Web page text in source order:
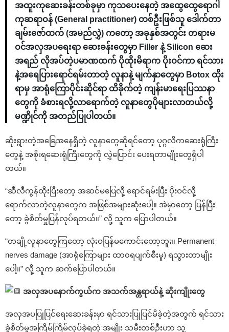
အထူးကုဆေးခန်းတစ်ခုမှာ ကုသပေးနေတဲ့ အထွေထွေရောဂါ
ကုဆရာဝန် (General practitioner) တစ်ဦးဖြစ်သူ ဒေါက်တာ
ချမ်းဇော်ထက် (အမည်လွှဲ) ကတော့ အခုနှစ်အတွင်း တရားမ
ဝင်အလှအပရေးရာ ဆေးခန်းတွေမှာ Filler နဲ့ Silicon ဆေး
အရည် လိုအပ်တဲ့ပမာဏထက် ပိုထိုးမိရာက ပိုးဝင်ကာ ရင်သား
နဲ့အရေပြားရောင်ရမ်းတာတဲ့ လူနာနဲ့ မျက်နှာတွေမှာ Botox ထိုး
ရာမှ အာရုံကြောပိုင်းဆိုင်ရာ ထိခိုက်တဲ့ ကျန်းမာရေးပြဿနာ
တွေကို ခံစားရလို့လာရောက်တဲ့ လူနာတွေပိုများလာတယ်လို့
မဏ္ဍိုင်ကို အတည်ပြုပါတယ်။
ဆိုးရွားတဲ့အခြေအနေရှိတဲ့ လူနာတွေဆိုရင်တော့ ပုဂ္ဂလိကဆေးရုံကြီး
တွေနဲ့ အစိုးရဆေးရုံကြီးတွေကို လွှဲပြောင်း ပေးရတာမျိုးတွေရှိပါ
တယ်။
“ဆီလီကွန်ထိုးပြီးတော့ အဆင်မပြေလို့ ရောင်ရမ်းပြီး ပိုးဝင်လို့
ရောက်လာတဲ့လူနာတွေက အဖြစ်အများဆုံးပေါ့။ အဲမှာတော့ ပြန်ပြီး
တော့ ခွဲစိတ်မှုပြန်လုပ်ရတယ်။” လို့ သူက ပြောပါတယ်။
“တချို့လူနာတွေကြတော့ လုံးဝပြန်မကောင်းတော့ဘူး။ Permanent
nerves damage (အာရုံကြောများ ထာ၀ရပျက်စီးမှု) ရသွားတာမျိုး
ပေါ့။” လို့ သူက ဆက်ပြောပါတယ်။
အလှအပနောက်ကွယ်က အသက်အန္တရာယ်နဲ့ ဆိုးကျိုးတွေ
အလှအပပြုပြင်ရေးဆေးခန်းမှာ ရင်သားပြုပြင်မိခဲ့တဲ့အတွက် ရင်သား
ခွဲစိတ်မှုအကြိမ်ကြိမ်လုပ်ခဲ့ရတဲ့ အမျိုး သမီးတစ်ဦးဟာ သူ့